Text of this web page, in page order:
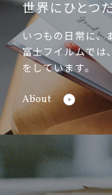
世界にひとつ
いつもの日常に、
富士フイルムでは
をしています。
About